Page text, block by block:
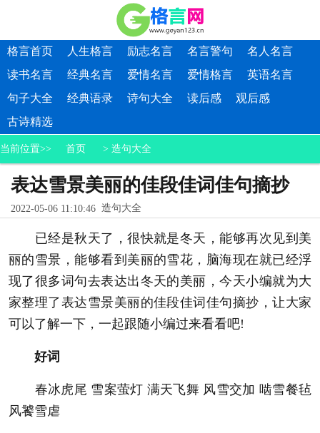
格言首页 人生格言 励志名言 名言警句
名人名言
读书名言
经典名言 爱情名言 爱情格言
英语名言
句子大全
经典语录 诗句大全 读后感
观后感
古诗精选
当前位置>> 首页 > 造句大全
表达雪景美丽的佳段佳词佳句摘抄
2022-05-06 11:10:46 造句大全
已经是秋天了，很快就是冬天，能够再次见到美
丽的雪景，能够看到美丽的雪花，脑海现在就已经浮
现了很多词句去表达出冬天的美丽，今天小编就为大
家整理了表达雪景美丽的佳段佳词佳句摘抄，让大家
可以了解一下，一起跟随小编过来看看吧!
好词
春冰虎尾 雪案萤灯 满天飞舞 风雪交加 啮雪餐毡
风饕雪虐